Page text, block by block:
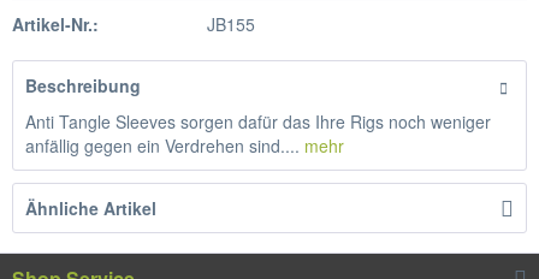
Artikel-Nr.: JB155
Beschreibung
Anti Tangle Sleeves sorgen dafür das Ihre Rigs noch weniger
anfällig gegen ein Verdrehen sind.... mehr
Ähnliche Artikel